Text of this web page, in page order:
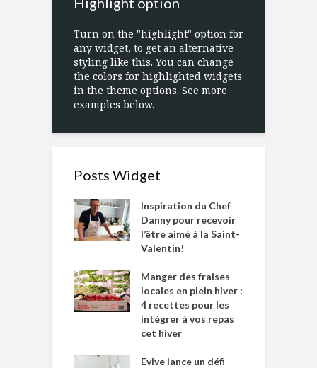
Turn on the "highlight" option for
any widget, to get an alternative
styling like this. You can change
the colors for highlighted widgets
in the theme options. See more
examples below.
Posts Widget
Inspiration du Chef
Danny pour recevoir
l’être aimé à la Saint-
Valentin!
Manger des fraises
locales en plein hiver :
4 recettes pour les
intégrer à vos repas
cet hiver
Evive lance un défi